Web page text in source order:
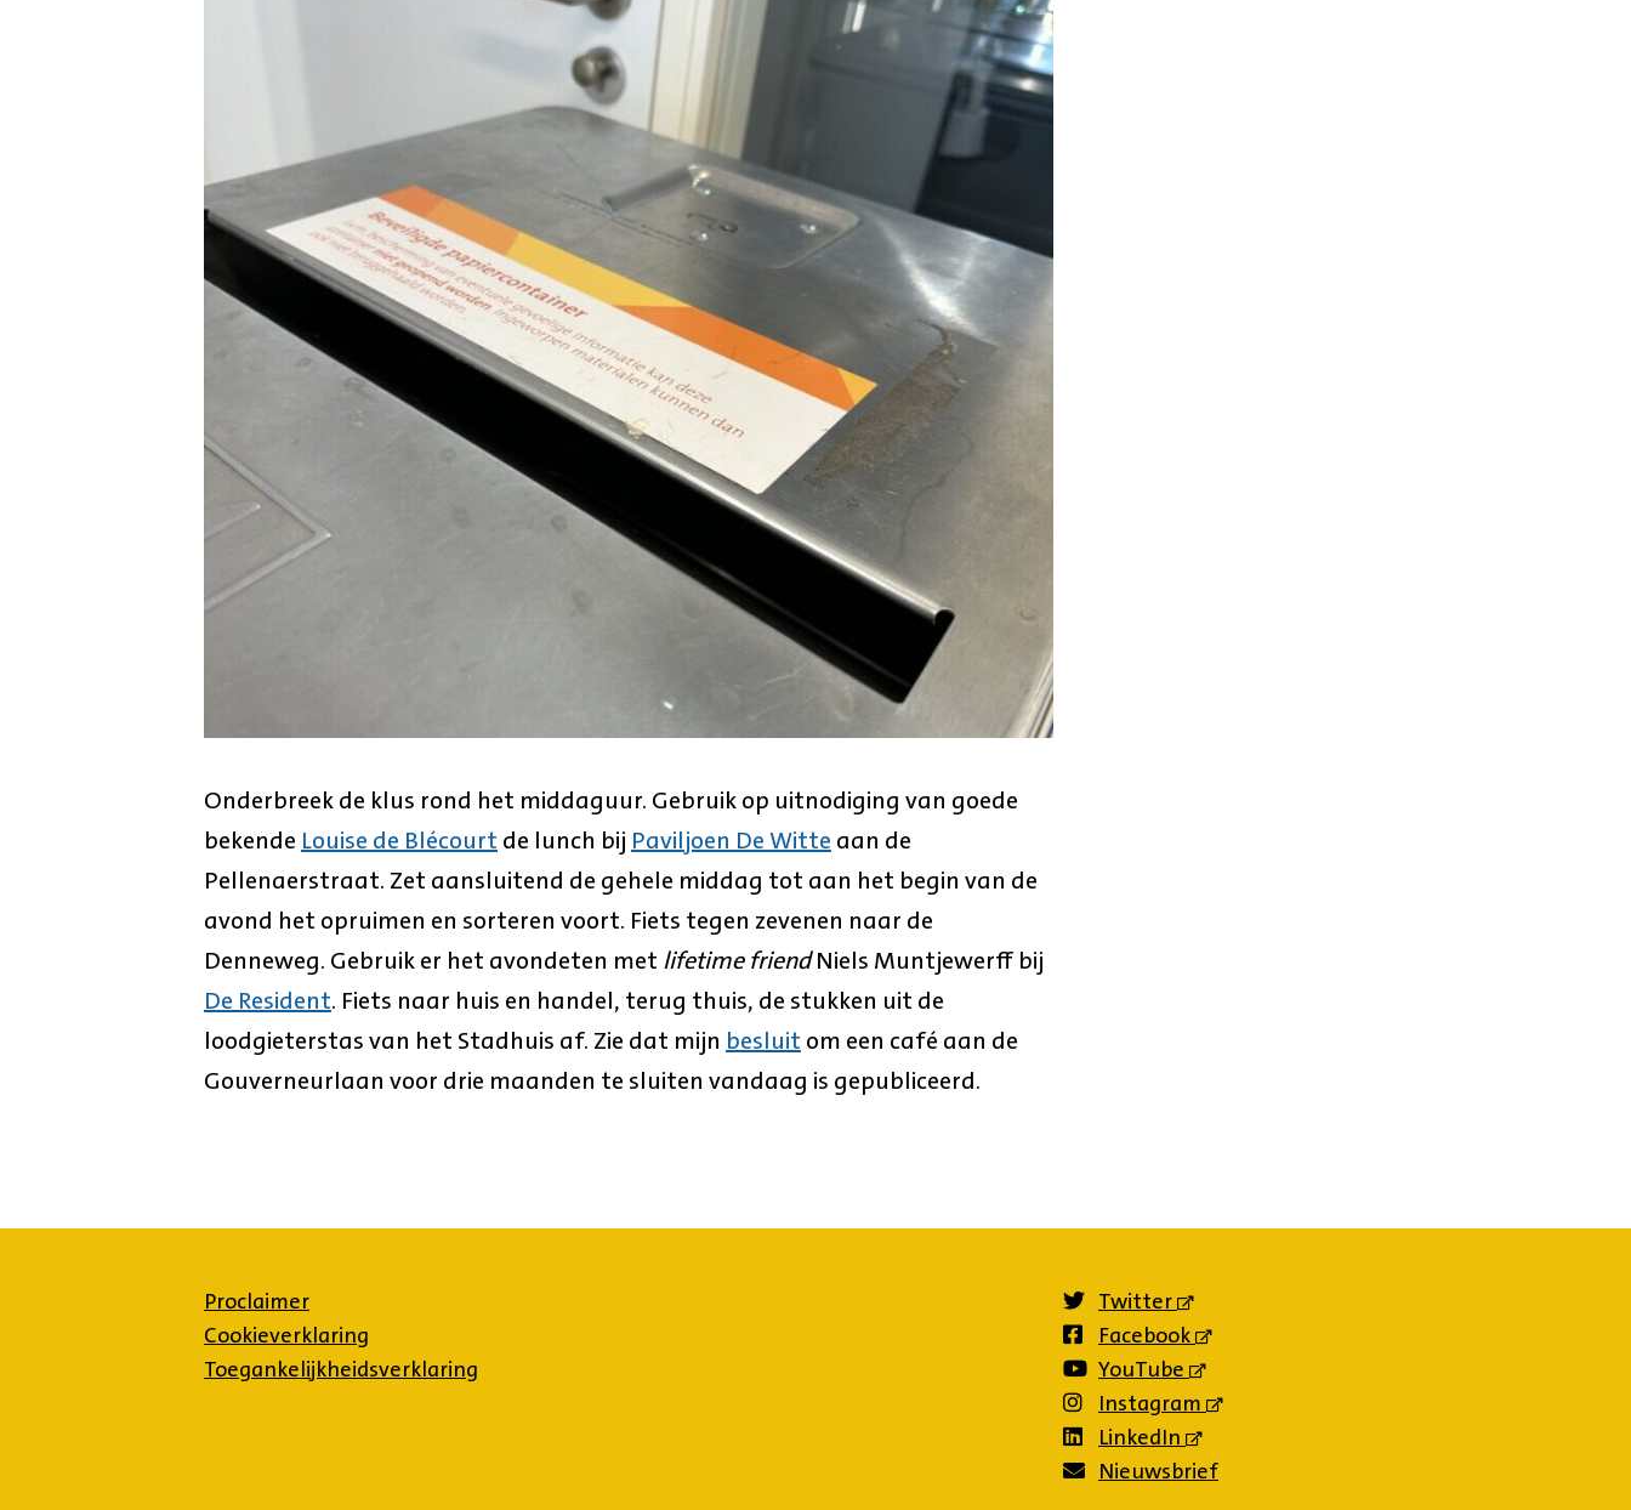
Onderbreek de klus rond het middaguur. Gebruik op uitnodiging van goede
bekende Louise de Blécourt de lunch bij Paviljoen De Witte aan de
Pellenaerstraat. Zet aansluitend de gehele middag tot aan het begin van de
avond het opruimen en sorteren voort. Fiets tegen zevenen naar de
Denneweg. Gebruik er het avondeten met lifetime friendNiels Muntjewerff bij
De Resident. Fiets naar huis en handel, terug thuis, de stukken uit de
loodgieterstas van het Stadhuis af. Zie dat mijn besluit om een café aan de
Gouverneurlaan voor drie maanden te sluiten vandaag is gepubliceerd.
Proclaimer
Cookieverklaring
Toegankelijkheidsverklaring
Twitter
(externe
link)
Facebook
(externe
YouTube
(externe
link)
Instagram
(externe
LinkedIn
(externe
link)
Nieuwsbrief